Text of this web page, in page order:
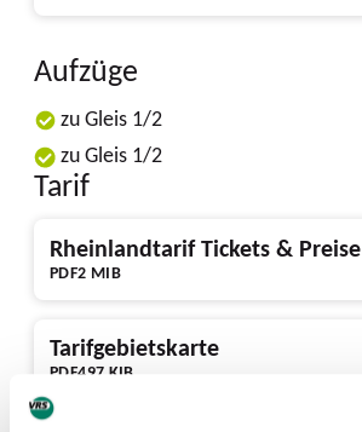
Aufzüge
zu Gleis 1/2
zu Gleis 1/2
Tarif
PDF2 MIB
Rheinlandtarif Tickets & Preise
PDF497 KIB
Tarifgebietskarte